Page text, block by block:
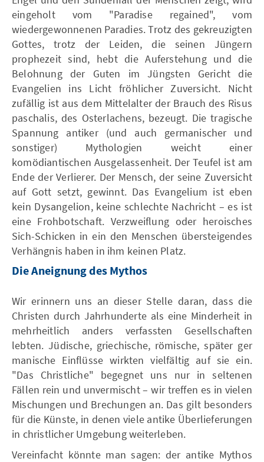
eingeholt vom "Paradise regained", vom
wiedergewonnenen Paradies. Trotz des gekreuzigten
Gottes, trotz der Leiden, die seinen Jüngern
prophezeit sind, hebt die Auferstehung und die
Belohnung der Guten im Jüngsten Gericht die
Evangelien ins Licht fröhlicher Zuversicht. Nicht
zufällig ist aus dem Mittelalter der Brauch des Risus
paschalis, des Osterlachens, bezeugt. Die tragische
Spannung antiker (und auch germanischer und
sonstiger) Mythologien weicht einer
komödiantischen Ausgelassenheit. Der Teufel ist am
Ende der Verlierer. Der Mensch, der seine Zuversicht
auf Gott setzt, gewinnt. Das Evangelium ist eben
kein Dysangelion, keine schlechte Nachricht – es ist
eine Frohbotschaft. Verzweiflung oder heroisches
Sich-Schicken in ein den Menschen übersteigendes
Verhängnis haben in ihm keinen Platz.
Die Aneignung des Mythos
Wir erinnern uns an dieser Stelle daran, dass die
Christen durch Jahrhunderte als eine Minderheit in
mehrheitlich anders verfassten Gesellschaften
lebten. Jüdische, griechische, römische, später ger
manische Einflüsse wirkten vielfältig auf sie ein.
"Das Christliche" begegnet uns nur in seltenen
Fällen rein und unvermischt – wir treffen es in vielen
Mischungen und Brechungen an. Das gilt besonders
für die Künste, in denen viele antike Überlieferungen
in christlicher Umgebung weiterleben.
Vereinfacht könnte man sagen: der antike Mythos